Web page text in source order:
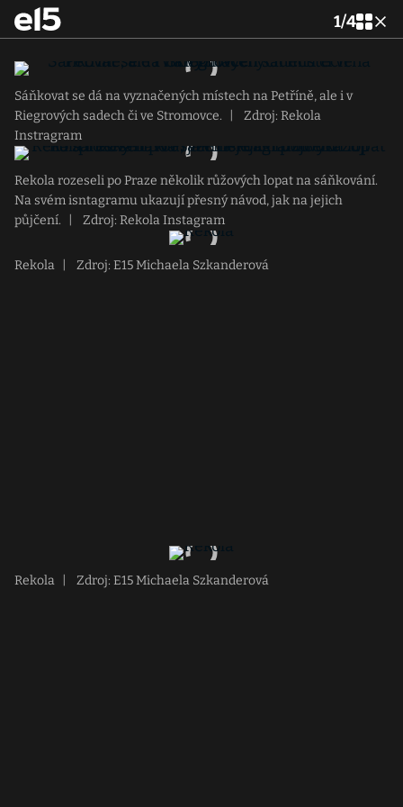
1/4
Sáňkovat se dá na vyznačených místech na Petříně, ale i v
Riegrových sadech či ve Stromovce.
Zdroj: Rekola
Instragram
Rekola rozeseli po Praze několik růžových lopat na sáňkování.
Na svém isntagramu ukazují přesný návod, jak na jejich
půjčení.
Zdroj: Rekola Instagram
Rekola Zdroj: E15 Michaela Szkanderová
Rekola Zdroj: E15 Michaela Szkanderová